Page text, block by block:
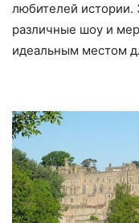
любителей истории.
различные шоу и
идеальным местом